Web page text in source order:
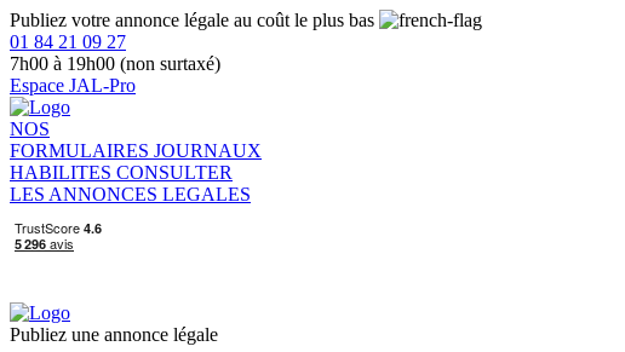
Publiez votre annonce légale au coût le plus bas
01 84 21 09 27
7h00 à 19h00 (non surtaxé)
Espace JAL-Pro
NOS
FORMULAIRES JOURNAUX
HABILITES CONSULTER
LES ANNONCES LEGALES
Publiez une annonce légale